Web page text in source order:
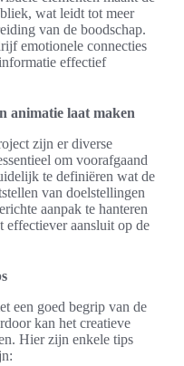
wat leidt tot meer
van de boodschap.
emotionele connecties
effectief
animatie laat maken
zijn er diverse
om voorafgaand
te definiëren wat de
van doelstellingen
aanpak te hanteren
effectiever aansluit op de
een goed begrip van de
kan het creatieve
Hier zijn enkele tips